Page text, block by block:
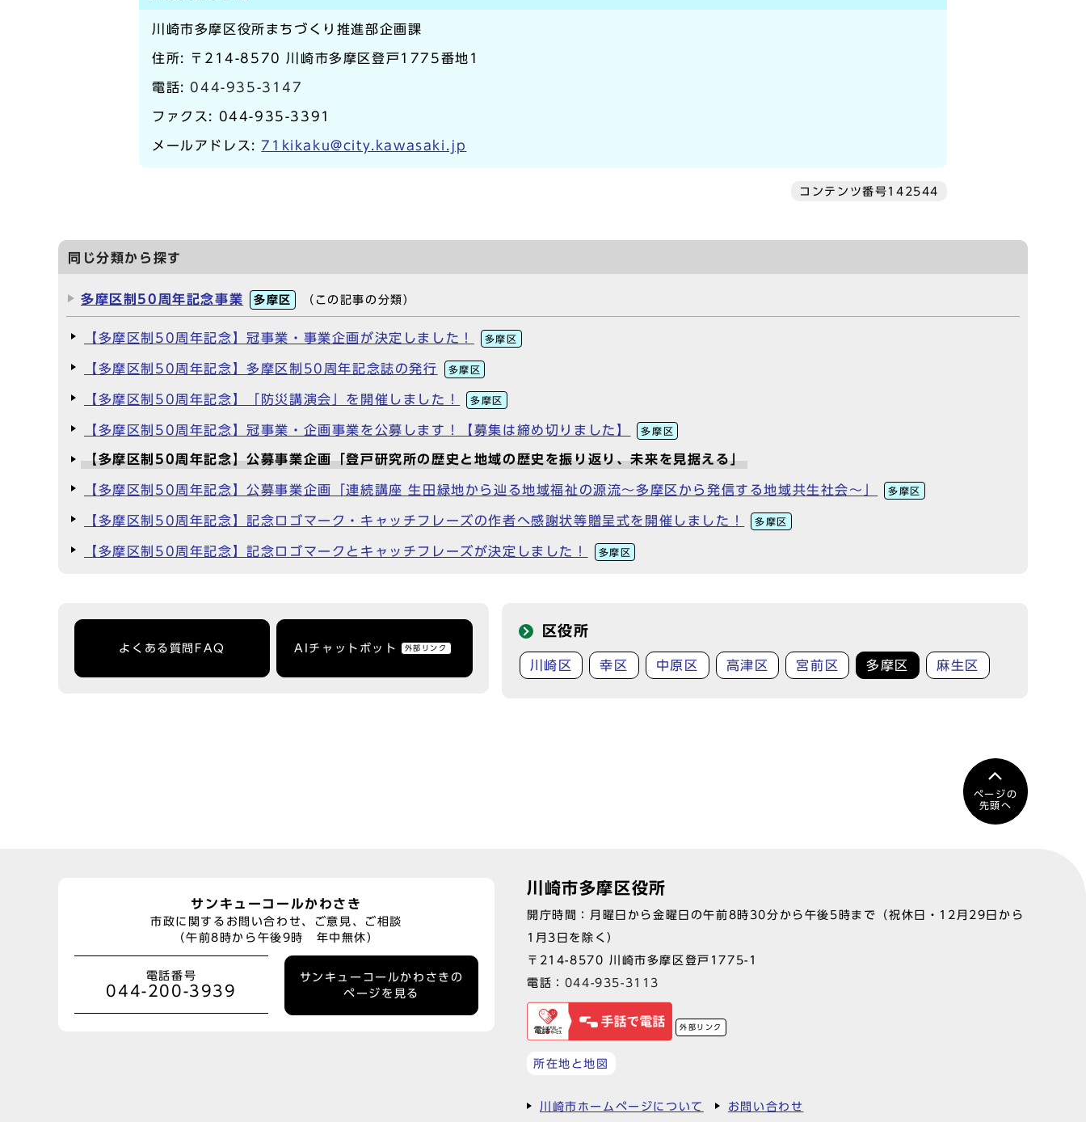
川崎市多摩区役所まちづくり推進部企画課
住所: 〒214-8570 川崎市多摩区登戸1775番地1
電話: 044-935-3147
ファクス: 044-935-3391
メールアドレス:71kikaku@city.kawasaki.jp
コンテンツ番号142544
同じ分類から探す
多摩区制50周年記念事業 多摩区 （この記事の分類）
【多摩区制50周年記念】冠事業・事業企画が決定しました！ 多摩区
【多摩区制50周年記念】多摩区制50周年記念誌の発行 多摩区
【多摩区制50周年記念】「防災講演会」を開催しました！ 多摩区
【多摩区制50周年記念】冠事業・企画事業を公募します！【募集は締め切りました】 多摩区
【多摩区制50周年記念】公募事業企画「登戸研究所の歴史と地域の歴史を振り返り、未来を見据える」
【多摩区制50周年記念】公募事業企画「連続講座 生田緑地から辿る地域福祉の源流～多摩区から発信する地域共生社会～」 多摩区
【多摩区制50周年記念】記念ロゴマーク・キャッチフレーズの作者へ感謝状等贈呈式を開催しました！ 多摩区
【多摩区制50周年記念】記念ロゴマークとキャッチフレーズが決定しました！ 多摩区
よくある質問FAQ AIチャットボット 外部リンク
区役所
川崎区 幸区 中原区 高津区 宮前区 多摩区 麻生区
ページの
先頭へ
サンキューコールかわさき
市政に関するお問い合わせ、ご意見、ご相談
（午前8時から午後9時 年中無休）
電話番号
044-200-3939
サンキューコールかわさきの
ページを見る
川崎市多摩区役所
開庁時間：月曜日から金曜日の午前8時30分から午後5時まで（祝休日・12月29日から
1月3日を除く）
〒214-8570 川崎市多摩区登戸1775-1
電話： 044-935-3113
外部リンク
所在地と地図
川崎市ホームページについて お問い合わせ